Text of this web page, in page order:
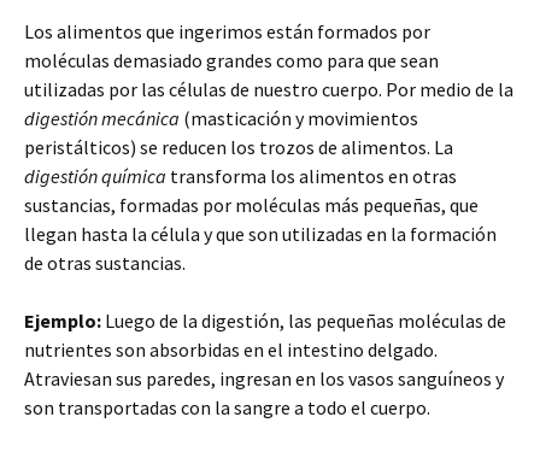
Los alimentos que ingerimos están formados por
moléculas demasiado grandes como para que sean
utilizadas por las células de nuestro cuerpo. Por medio de la
digestión mecánica (masticación y movimientos
peristálticos) se reducen los trozos de alimentos. La
digestión química transforma los alimentos en otras
sustancias, formadas por moléculas más pequeñas, que
llegan hasta la célula y que son utilizadas en la formación
de otras sustancias.
Ejemplo: Luego de la digestión, las pequeñas moléculas de
nutrientes son absorbidas en el intestino delgado.
Atraviesan sus paredes, ingresan en los vasos sanguíneos y
son transportadas con la sangre a todo el cuerpo.